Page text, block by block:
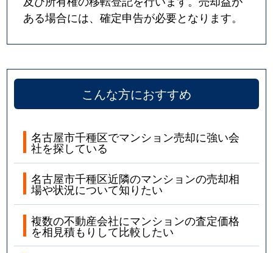
四谷通
6,000万円
名古屋大学
若水
1,900万円
池下
若水
2,300万円 池下
ある場合には、確定申告が必要となります。
こんな方におすすめ
名古屋市千種区でマンション売却に強い会
社を探している
名古屋市千種区近隣のマンションの売却相
場や状況について知りたい
複数の不動産会社にマンションの査定価格
を相見積もりして比較したい